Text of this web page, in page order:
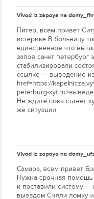
Vivod iz zapoya na
Питер, всем привет
истерике В больницу
единственное что
запоя санкт
стабилизировали
ссылке — выведение из
href=https://
peterburg-
Не ждите пока станет
же ситуации
Vivod iz zapoya na
Самара, всем привет
Нужна срочная помощь
и поставили систему
выездом Сняли ломку